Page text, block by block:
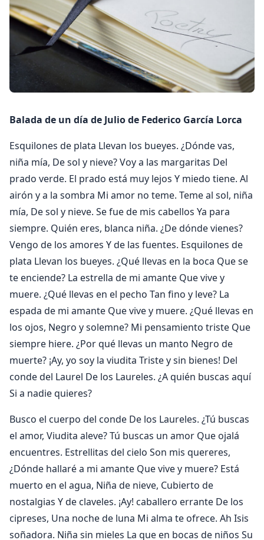
Balada de un día de Julio de Federico García Lorca
Esquilones de plata Llevan los bueyes. ¿Dónde vas,
niña mía, De sol y nieve? Voy a las margaritas Del
prado verde. El prado está muy lejos Y miedo tiene. Al
airón y a la sombra Mi amor no teme. Teme al sol, niña
mía, De sol y nieve. Se fue de mis cabellos Ya para
siempre. Quién eres, blanca niña. ¿De dónde vienes?
Vengo de los amores Y de las fuentes. Esquilones de
plata Llevan los bueyes. ¿Qué llevas en la boca Que se
te enciende? La estrella de mi amante Que vive y
muere. ¿Qué llevas en el pecho Tan fino y leve? La
espada de mi amante Que vive y muere. ¿Qué llevas en
los ojos, Negro y solemne? Mi pensamiento triste Que
siempre hiere. ¿Por qué llevas un manto Negro de
muerte? ¡Ay, yo soy la viudita Triste y sin bienes! Del
conde del Laurel De los Laureles. ¿A quién buscas aquí
Si a nadie quieres?
Busco el cuerpo del conde De los Laureles. ¿Tú buscas
el amor, Viudita aleve? Tú buscas un amor Que ojalá
encuentres. Estrellitas del cielo Son mis quereres,
¿Dónde hallaré a mi amante Que vive y muere? Está
muerto en el agua, Niña de nieve, Cubierto de
nostalgias Y de claveles. ¡Ay! caballero errante De los
cipreses, Una noche de luna Mi alma te ofrece. Ah Isis
soñadora. Niña sin mieles La que en bocas de niños Su